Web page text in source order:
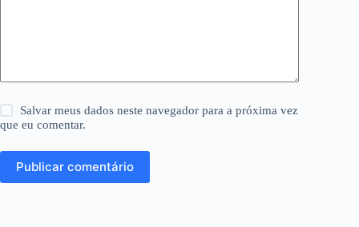
Salvar meus dados neste navegador para a próxima vez
que eu comentar.
Publicar comentário